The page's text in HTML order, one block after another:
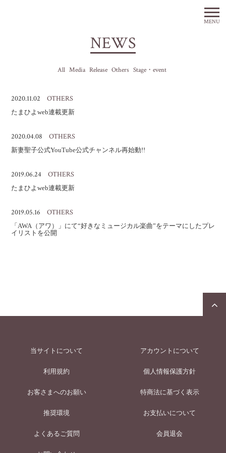
MENU
NEWS
All Media Release Others Stage・event
2020.11.02 OTHERS
たまひよweb連載更新
2020.04.08 OTHERS
新妻聖子公式YouTube公式チャンネル再始動!!
2019.06.24 OTHERS
たまひよweb連載更新
2019.05.16 OTHERS
「AWA（アワ）」にて“好きなミュージカル楽曲”をテーマにしたプレ
イリストを公開
当サイトについて アカウントについて
利用規約 個人情報保護方針
お客さまへのお願い 特商法に基づく表示
推奨環境 お支払いについて
よくあるご質問 会員退会